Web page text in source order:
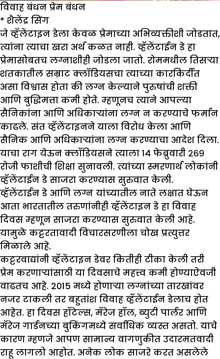
विवाह बंधन प्रेम बंधन
* शैलेंद्र सिंग
जे व्हॅलेंटाइन डेला केवळ प्रेमाच्या अभिव्यक्तीशी जोडतात,
त्यांना त्याचा खरा अर्थ कळत नाही. व्हॅलेंटाईन डे हा
प्रेमासोबतच लग्नाशीही जोडला जातो. रोममधील तिसऱ्या
शतकातील सम्राट क्लॉडियसचा त्याच्या कारकिर्दीत
असा विश्वास होता की लग्न केल्याने पुरुषांची शक्ती
आणि बुद्धिमत्ता कमी होते. म्हणूनच त्याने आपल्या
सैनिकांना आणि अधिकाऱ्यांना लग्न न करण्याचे फर्मान
काढले. संत व्हॅलेंटाइनने याला विरोध केला आणि
सैनिक आणि अधिकाऱ्यांना लग्न करण्याचा आदेश दिला.
याचा राग येऊन क्लॉडियसने त्याला १४ फेब्रुवारी २६९
रोजी फाशीची शिक्षा सुनावली. त्यांच्या स्मरणार्थ लोकांनी
व्हॅलेंटाईन डे साजरा करण्यास सुरुवात केली.
व्हॅलेंटाईन डे आणि लग्न यांच्यातील नाते लक्षात घेऊन
आता भारतातील तरुणांनीही व्हॅलेंटाइन डे हा विवाह
दिवस म्हणून साजरा करण्यास सुरुवात केली आहे.
यामुळे कट्टरतावादी विचारसरणीला चोख प्रत्युत्तर
मिळाले आहे.
कट्टरवाद्यांनी व्हॅलेंटाइन डेवर कितीही टीका केली तरी
प्रेम करणाऱ्यांसाठी या दिवसाचे महत्त्व कमी होण्याऐवजी
वाढतच आहे. 2015 मध्ये होणाऱ्या लग्नांच्या तारखांवर
नजर टाकली तर बहुतांश विवाह व्हॅलेंटाईन डेलाच होत
आहेत. हा दिवस हॉटेल्स, मॅरेज हॉल, ब्युटी पार्लर आणि
मॅरेज गार्डनच्या बुकिंगमध्ये सर्वाधिक व्यस्त असतो. याचे
कारण म्हणजे आपण सामान्य वागणुकीत उदारमतवादी
राहू लागलो आहोत. अनेक लोक साजरे करत असलेले